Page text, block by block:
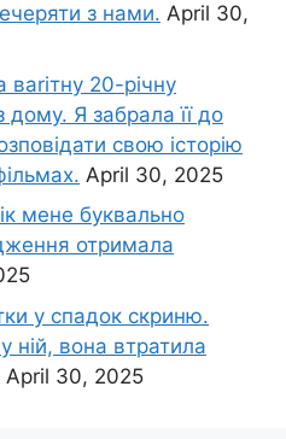
з нами. April 30,
ваrітну 20-річну
дому. Я забрала її до
свою історію
April 30, 2025
мене буквально
отримала
у спадок скриню.
ній, вона втратила
April 30, 2025